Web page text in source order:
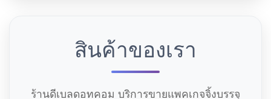
สินค้าของเรา
ร้านดีเบลดอทคอม บริการขายแพคเกจจิ้งบรรจุ